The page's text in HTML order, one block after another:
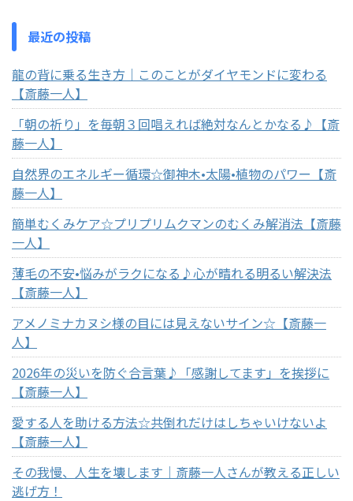
最近の投稿
龍の背に乗る生き方｜このことがダイヤモンドに変わる
【斎藤一人】
「朝の祈り」を毎朝３回唱えれば絶対なんとかなる♪【斎
藤一人】
自然界のエネルギー循環☆御神木•太陽•植物のパワー【斎
藤一人】
簡単むくみケア☆プリプリムクマンのむくみ解消法【斎藤
一人】
薄毛の不安•悩みがラクになる♪心が晴れる明るい解決法
【斎藤一人】
アメノミナカヌシ様の目には見えないサイン☆【斎藤一
人】
2026年の災いを防ぐ合言葉♪「感謝してます」を挨拶に
【斎藤一人】
愛する人を助ける方法☆共倒れだけはしちゃいけないよ
【斎藤一人】
その我慢、人生を壊します｜斎藤一人さんが教える正しい
逃げ方！